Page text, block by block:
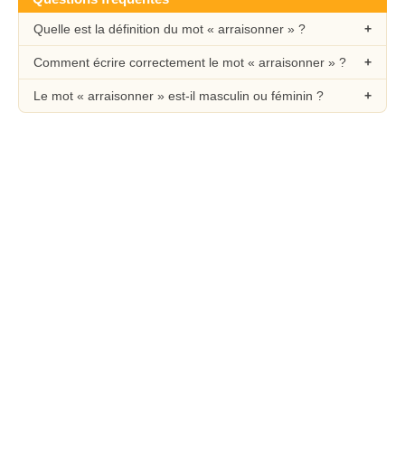
Quelle est la définition du mot « arraisonner » ?
Comment écrire correctement le mot « arraisonner » ?
Le mot « arraisonner » est-il masculin ou féminin ?